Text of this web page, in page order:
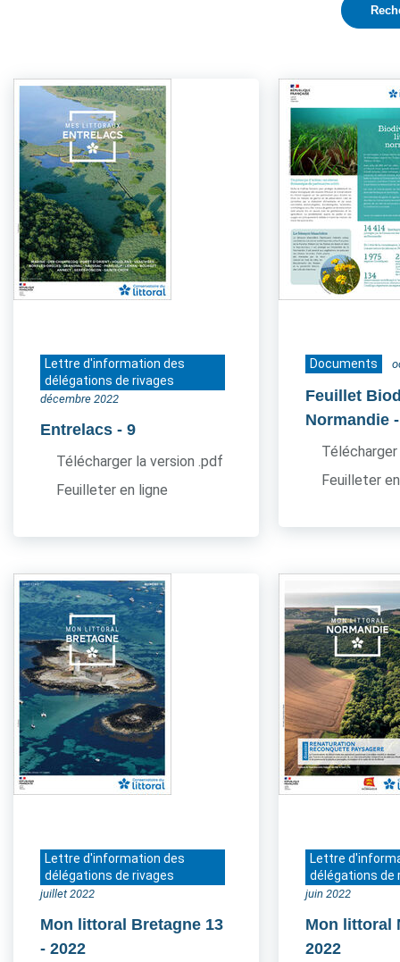
Lettre d'information des
délégations de rivages
décembre 2022
Entrelacs - 9
Télécharger la version .pdf
Feuilleter en ligne
Documents
Feuillet
Normandie
Feuilleter
Lettre d'information des
délégations de rivages
juillet 2022
Mon littoral Bretagne 13
- 2022
Lettre
délégations de
juin 2022
Mon littoral
2022